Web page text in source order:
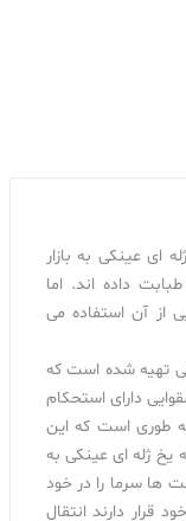
ای عینکی به بازار
داده اند. اما
از آن استفاده می
تهیه شده است که
دارای استحکام
طوری است که این
ژله ای عینکی به
ها سرما را در خود
قرار دارند انتقال